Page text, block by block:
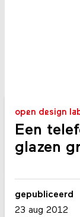
open design
Een
glazen
gepubliceerd
23 aug 2012